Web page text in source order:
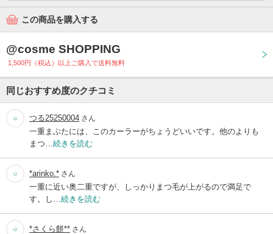
この商品を購入する
@cosme SHOPPING
1,500円（税込）以上ご購入で送料無料
同じおすすめ度のクチコミ
つる25250004 さん
一重まぶたには、このカーラーがちょうどいいです。他のよりも
まつ… 続きを読む
*arinko.* さん
一重に近い奥二重ですが、しっかりまつ毛が上がるので満足で
す。し… 続きを読む
*さくら餅** さん